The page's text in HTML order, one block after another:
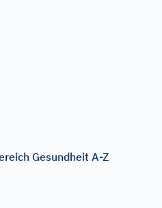
Gesundheit A-Z